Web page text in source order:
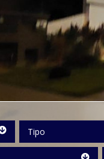
Tipo